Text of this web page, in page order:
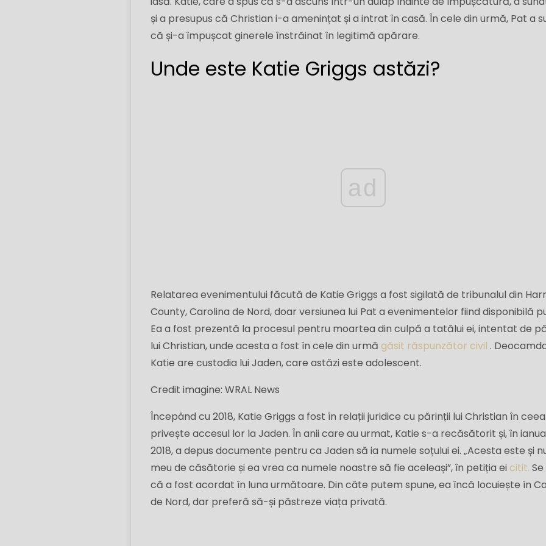
și a presupus că Christian i-a amenințat și a intrat în casă. În cele din urmă, Pat a
că și-a împușcat ginerele înstrăinat în legitimă apărare.
Unde este Katie Griggs astăzi?
ad
Relatarea evenimentului făcută de Katie Griggs a fost sigilată de tribunalul din
County, Carolina de Nord, doar versiunea lui Pat a evenimentelor fiind disponibilă
Ea a fost prezentă la procesul pentru moartea din culpă a tatălui ei, intentat de
lui Christian, unde acesta a fost în cele din urmă găsit răspunzător civil .
Katie are custodia lui Jaden, care astăzi este adolescent.
Credit imagine: WRAL News
Începând cu 2018, Katie Griggs a fost în relații juridice cu părinții lui Christian în
privește accesul lor la Jaden. În anii care au urmat, Katie s-a recăsătorit și, în
2018, a depus documente pentru ca Jaden să ia numele soțului ei. „Acesta este și
meu de căsătorie și ea vrea ca numele noastre să fie aceleași”, în petiția ei citit.
că a fost acordat în luna următoare. Din câte putem spune, ea încă locuiește în
de Nord, dar preferă să-și păstreze viața privată.